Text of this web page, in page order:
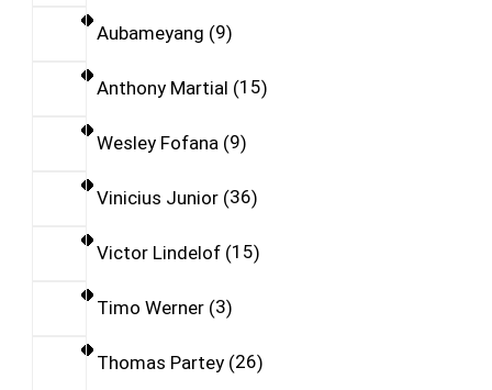
Aubameyang 9
Anthony Martial 15
Wesley Fofana 9
Vinicius Junior 36
Victor Lindelof 15
Timo Werner 3
Thomas Partey 26